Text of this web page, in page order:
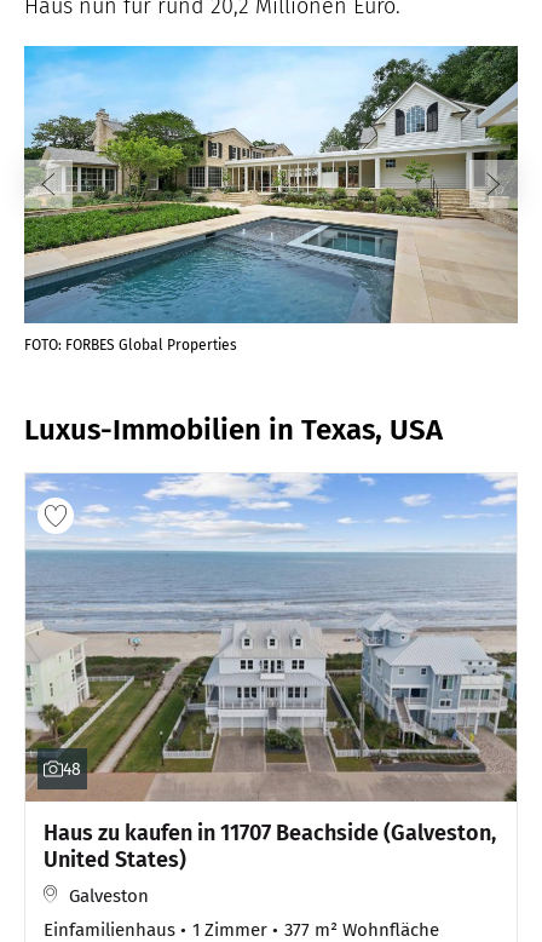
Haus nun für rund 20,2 Millionen Euro.
FOTO: FORBES Global Properties
Luxus-Immobilien in Texas, USA
48
Haus zu kaufen in 11707 Beachside (Galveston,
United States)
Galveston
Einfamilienhaus
1 Zimmer
377 m² Wohnfläche